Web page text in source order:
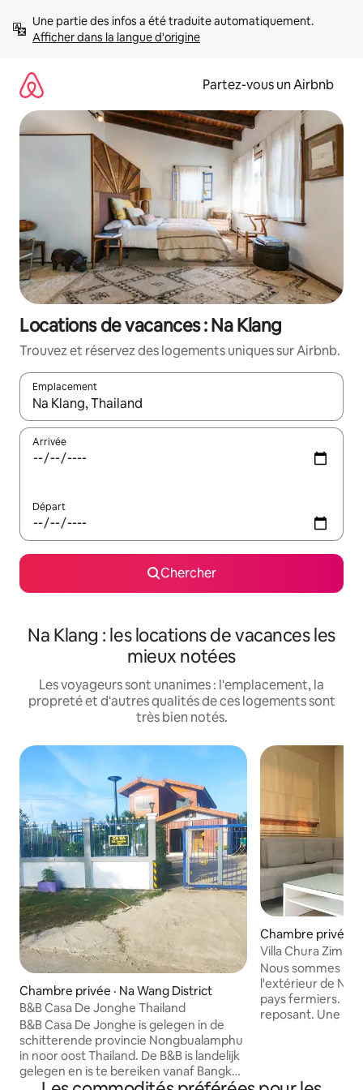
directement
Afficher dans la langue d'origine
Partez-vous un Airbnb
Locations de vacances : Na Klang
Trouvez et réservez des logements uniques sur Airbnb.
Emplacement
Quand les résultats sont affichés, parcourez-les en utilisant
Arrivée
Départ
Chercher
Na Klang : les locations de vacances les
mieux notées
Les voyageurs sont unanimes : l'emplacement, la
propreté et d'autres qualités de ces logements sont
très bien notés.
Chambre privée · Na Wang District
B&B Casa De Jonghe Thailand
B&B Casa De Jonghe is gelegen in de
schitterende provincie Nongbualamphu
in noor oost Thailand. De B&B is landelijk
gelegen en is te bereiken vanaf Bangkok
per vliegtuig of Bus. Het is een uurtje
Chambre privée ·
Villa Chura
Nous sommes
l'extérieur de Nong Wua
pays fermiers.
reposant. Une